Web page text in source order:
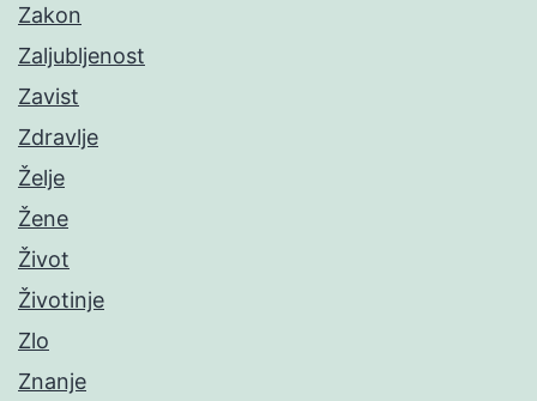
Zakon
Zaljubljenost
Zavist
Zdravlje
Želje
Žene
Život
Životinje
Zlo
Znanje